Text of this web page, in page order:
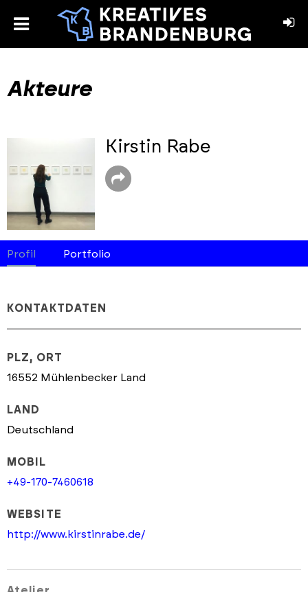
toggle
Akteure
Kirstin Rabe
Profil Portfolio
KONTAKTDATEN
PLZ, ORT
16552 Mühlenbecker Land
LAND
Deutschland
MOBIL
+49-170-7460618
WEBSITE
http://www.kirstinrabe.de/